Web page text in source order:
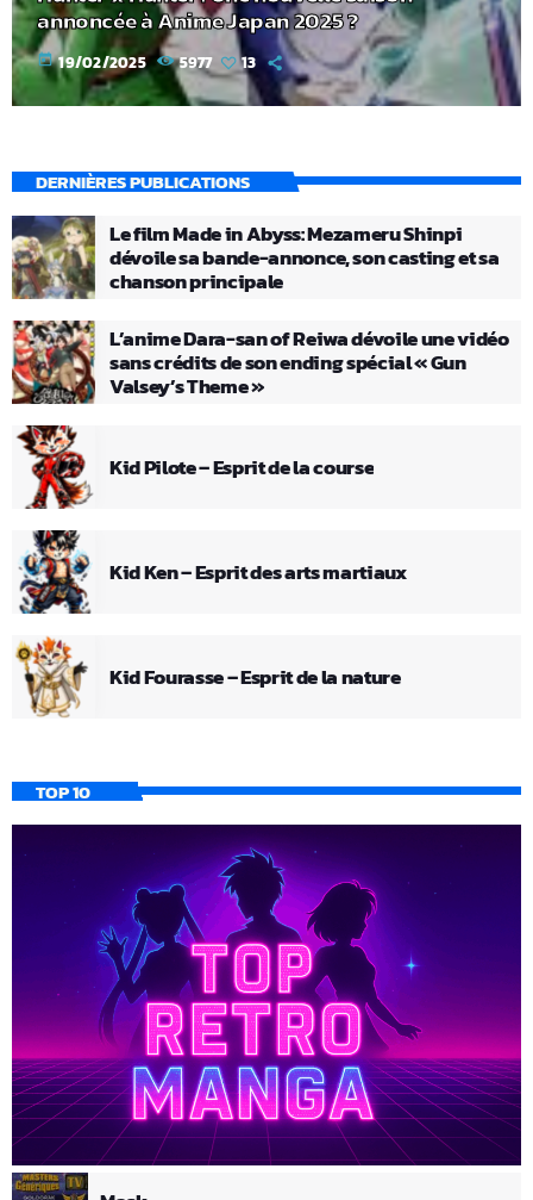
annoncée à Anime Japan 2025 ?
today 19/02/2025 5977 13
DERNIÈRES PUBLICATIONS
Le film Made in Abyss: Mezameru Shinpi
dévoile sa bande-annonce, son casting et sa
chanson principale
L’anime Dara-san of Reiwa dévoile une vidéo
sans crédits de son ending spécial « Gun
Valsey’s Theme »
Kid Pilote – Esprit de la course
Kid Ken – Esprit des arts martiaux
Kid Fourasse – Esprit de la nature
TOP 10